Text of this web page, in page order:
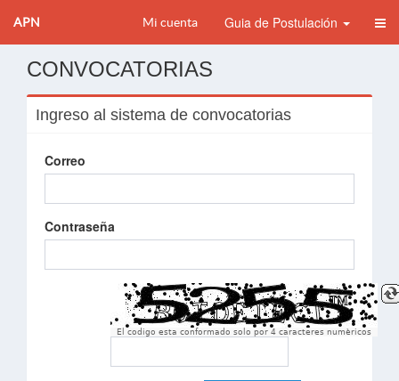
APN Mi cuenta Guia de Postulación
CONVOCATORIAS
Ingreso al sistema de convocatorias
Correo
Contraseña
El codigo esta conformado solo por 4 caracteres numèricos